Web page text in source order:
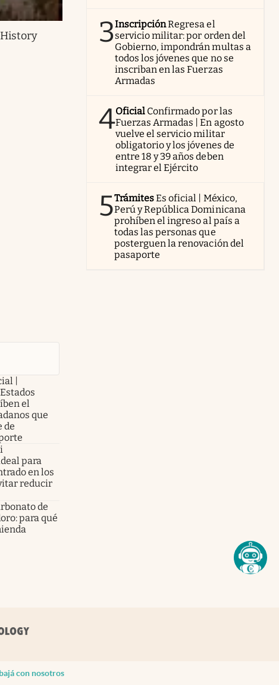
3InscripciónRegresa el
servicio militar: por orden del
Gobierno, impondrán multas a
todos los jóvenes que no se
inscriban en las Fuerzas
Armadas
4Oficial Confirmado por las
Fuerzas Armadas | En agosto
vuelve el servicio militar
obligatorio y los jóvenes de
entre 18 y 39 años deben
integrar el Ejército
5TrámitesEs oficial | México,
Perú y República Dominicana
prohíben el ingreso al país a
todas las personas que
posterguen la renovación del
pasaporte
|
el
que
de
para
en los
reducir
de
para qué
con nosotros